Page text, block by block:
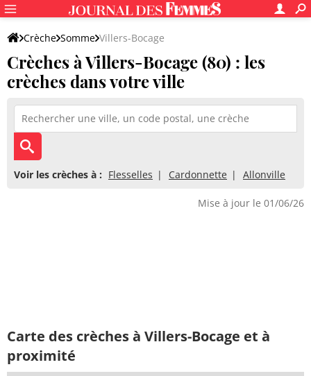
Crèche Somme Villers-Bocage
Crèches à Villers-Bocage (80) : les
crèches dans votre ville
Voir les crèches à : Flesselles Cardonnette Allonville
Mise à jour le 01/06/26
Carte des crèches à Villers-Bocage et à
proximité